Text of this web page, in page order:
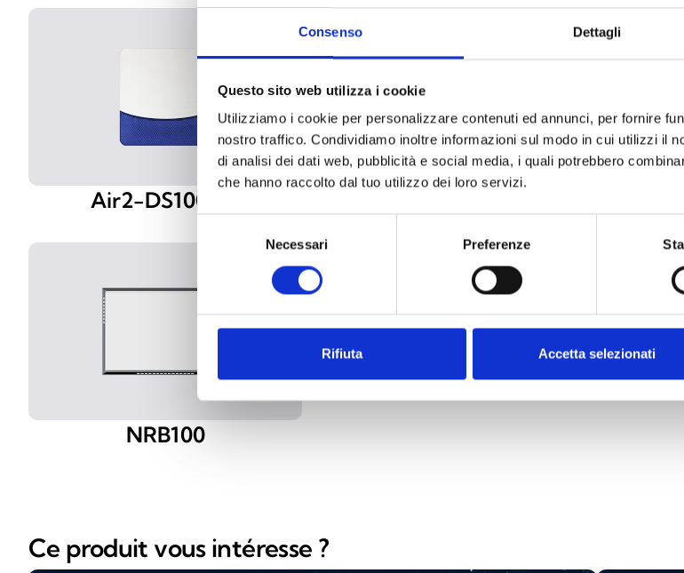
Consenso Dettagli
Questo sito web utilizza i cookie
Utilizziamo i cookie per personalizzare contenuti ed annunci, per fornire
nostro traffico. Condividiamo inoltre informazioni sul modo in cui utilizzi il
di analisi dei dati web, pubblicità e social media, i quali potrebbero
che hanno raccolto dal tuo utilizzo dei loro servizi.
del
Necessari Preferenze
Rifiuta Accetta selezionati
Air2-DS100/W
NRB100
Ce produit vous intéresse ?